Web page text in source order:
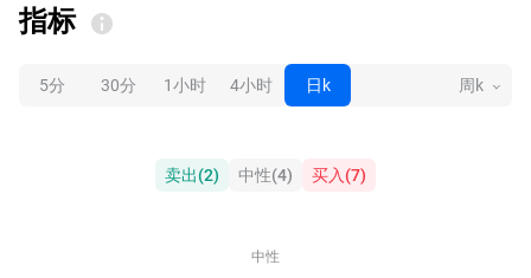
指标
5分 30分 1小时 4小时 日k 周k
卖出(2) 中性(4) 买入(7)
中性